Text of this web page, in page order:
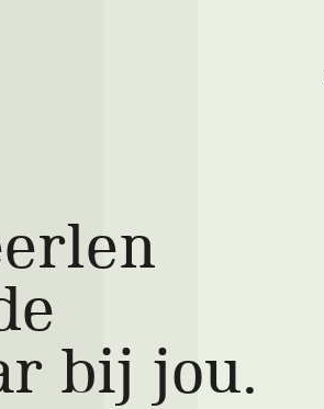
bij jou.